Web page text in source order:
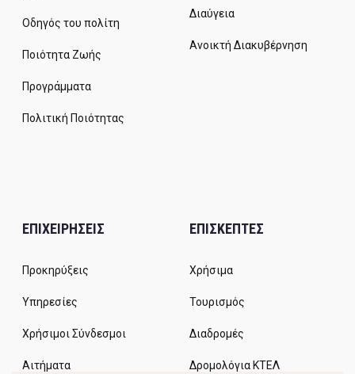
Οδηγός του πολίτη
Ποιότητα Ζωής
Προγράμματα
Πολιτική Ποιότητας
Διαύγεια
Ανοικτή Διακυβέρνηση
ΕΠΙΧΕΙΡΗΣΕΙΣ
Προκηρύξεις
Υπηρεσίες
Χρήσιμοι Σύνδεσμοι
Αιτήματα
ΕΠΙΣΚΕΠΤΕΣ
Χρήσιμα
Τουρισμός
Διαδρομές
Δρομολόγια ΚΤΕΛ